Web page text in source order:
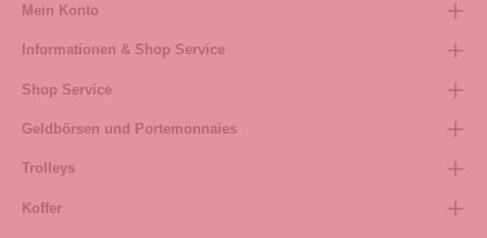
Mein Konto
Informationen & Shop Service
Shop Service
Geldbörsen und Portemonnaies
Trolleys
Koffer